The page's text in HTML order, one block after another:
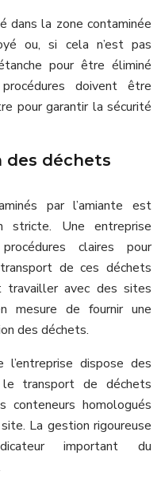
la zone contaminée
ou, si cela n’est pas
pour être éliminé
doivent être
pour garantir la sécurité
des déchets
par l’amiante est
stricte. Une entreprise
claires pour
de ces déchets
travailler avec des sites
mesure de fournir une
des déchets.
dispose des
le transport de déchets
conteneurs homologués
La gestion rigoureuse
important du